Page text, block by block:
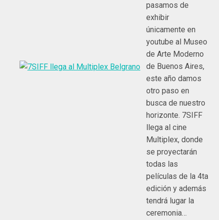
pasamos de
exhibir
únicamente en
youtube al Museo
de Arte Moderno
de Buenos Aires,
este año damos
otro paso en
busca de nuestro
horizonte. 7SIFF
llega al cine
Multiplex, donde
se proyectarán
todas las
películas de la 4ta
edición y además
tendrá lugar la
ceremonia…